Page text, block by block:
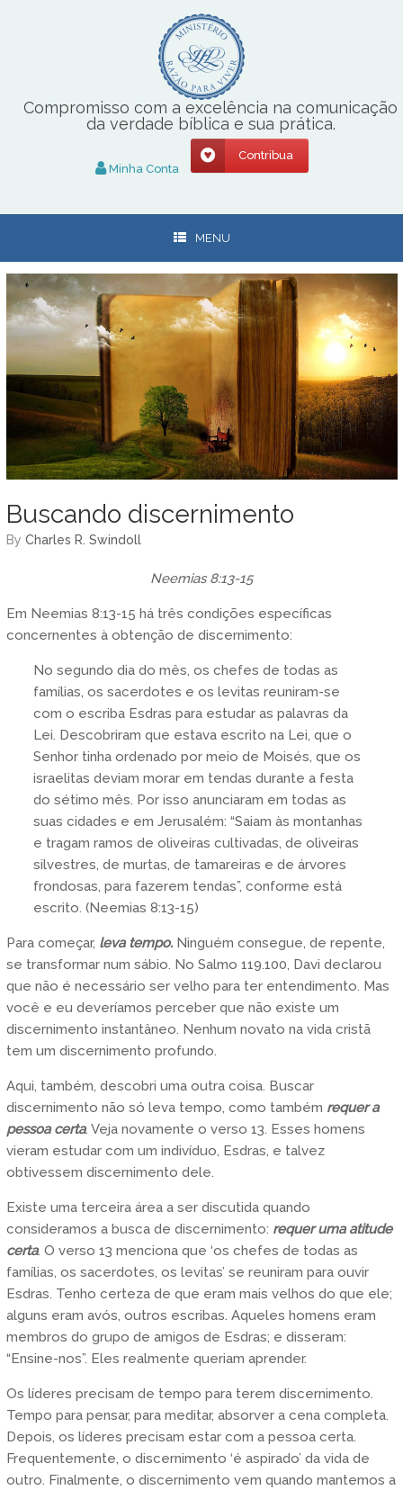
Compromisso com a excelência na comunicação
da verdade bíblica e sua prática.
Minha Conta
Contribua
MENU
Buscando discernimento
by Charles R. Swindoll
Neemias 8:13-15
Em Neemias 8:13-15 há três condições específicas
concernentes à obtenção de discernimento:
No segundo dia do mês, os chefes de todas as
famílias, os sacerdotes e os levitas reuniram-se
com o escriba Esdras para estudar as palavras da
Lei. Descobriram que estava escrito na Lei, que o
Senhor tinha ordenado por meio de Moisés, que os
israelitas deviam morar em tendas durante a festa
do sétimo mês. Por isso anunciaram em todas as
suas cidades e em Jerusalém: “Saiam às montanhas
e tragam ramos de oliveiras cultivadas, de oliveiras
silvestres, de murtas, de tamareiras e de árvores
frondosas, para fazerem tendas”, conforme está
escrito. (Neemias 8:13-15)
Para começar, leva tempo.Ninguém consegue, de repente,
se transformar num sábio. No Salmo 119.100, Davi declarou
que não é necessário ser velho para ter entendimento. Mas
você e eu deveríamos perceber que não existe um
discernimento instantâneo. Nenhum novato na vida cristã
tem um discernimento profundo.
Aqui, também, descobri uma outra coisa. Buscar
discernimento não só leva tempo, como também requer a
pessoa certa. Veja novamente o verso 13. Esses homens
vieram estudar com um indivíduo, Esdras, e talvez
obtivessem discernimento dele.
Existe uma terceira área a ser discutida quando
consideramos a busca de discernimento: requer uma atitude
certa. O verso 13 menciona que ‘os chefes de todas as
famílias, os sacerdotes, os levitas’ se reuniram para ouvir
Esdras. Tenho certeza de que eram mais velhos do que ele;
alguns eram avós, outros escribas. Aqueles homens eram
membros do grupo de amigos de Esdras; e disseram:
“Ensine-nos”. Eles realmente queriam aprender.
Os líderes precisam de tempo para terem discernimento.
Tempo para pensar, para meditar, absorver a cena completa.
Depois, os líderes precisam estar com a pessoa certa.
Frequentemente, o discernimento ‘é aspirado’ da vida de
outro. Finalmente, o discernimento vem quando mantemos a